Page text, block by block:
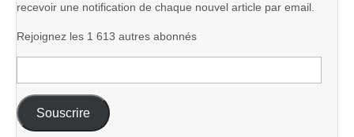
recevoir une notification de chaque nouvel article par email.
Rejoignez les 1 613 autres abonnés
e-
mail :
Souscrire